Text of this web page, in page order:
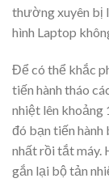
thường xuyên bị
hình Laptop
Để có thể khắc
tiến hành tháo
nhiệt lên khoảng
đó bạn tiến hành
nhất rồi tắt máy.
gắn lại bộ tản